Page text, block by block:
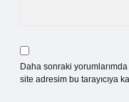
Daha sonraki
site adresim bu tarayıcıya